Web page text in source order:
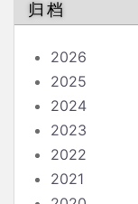
归档
2026
2025
2024
2023
2022
2021